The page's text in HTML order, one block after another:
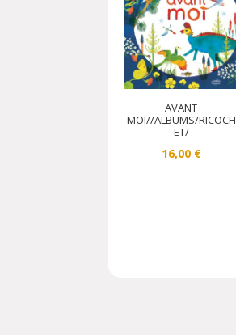
AVANT
MOI//ALBUMS/RICOCH
ET/
16,00 €